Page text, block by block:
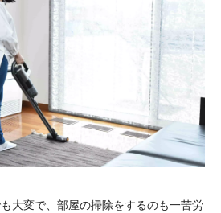
大変で、部屋の掃除をするのも一苦労